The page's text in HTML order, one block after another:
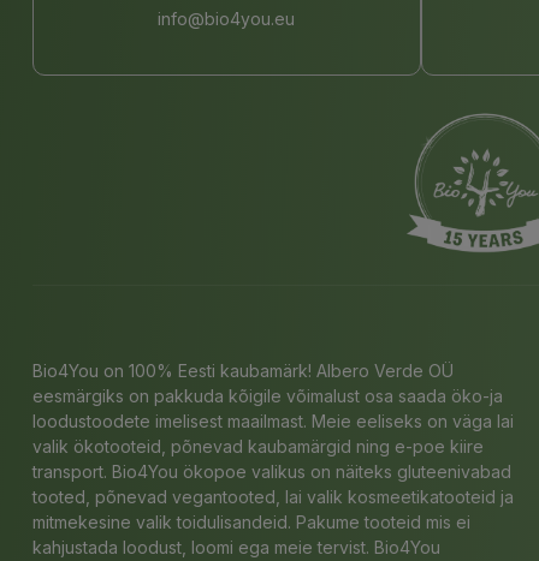
info@bio4you.eu
Bio4You on 100% Eesti kaubamärk! Albero Verde OÜ
eesmärgiks on pakkuda kõigile võimalust osa saada öko-ja
loodustoodete imelisest maailmast. Meie eeliseks on väga lai
valik ökotooteid, põnevad kaubamärgid ning e-poe kiire
transport. Bio4You ökopoe valikus on näiteks gluteenivabad
tooted, põnevad vegantooted, lai valik kosmeetikatooteid ja
mitmekesine valik toidulisandeid. Pakume tooteid mis ei
kahjustada loodust, loomi ega meie tervist. Bio4You